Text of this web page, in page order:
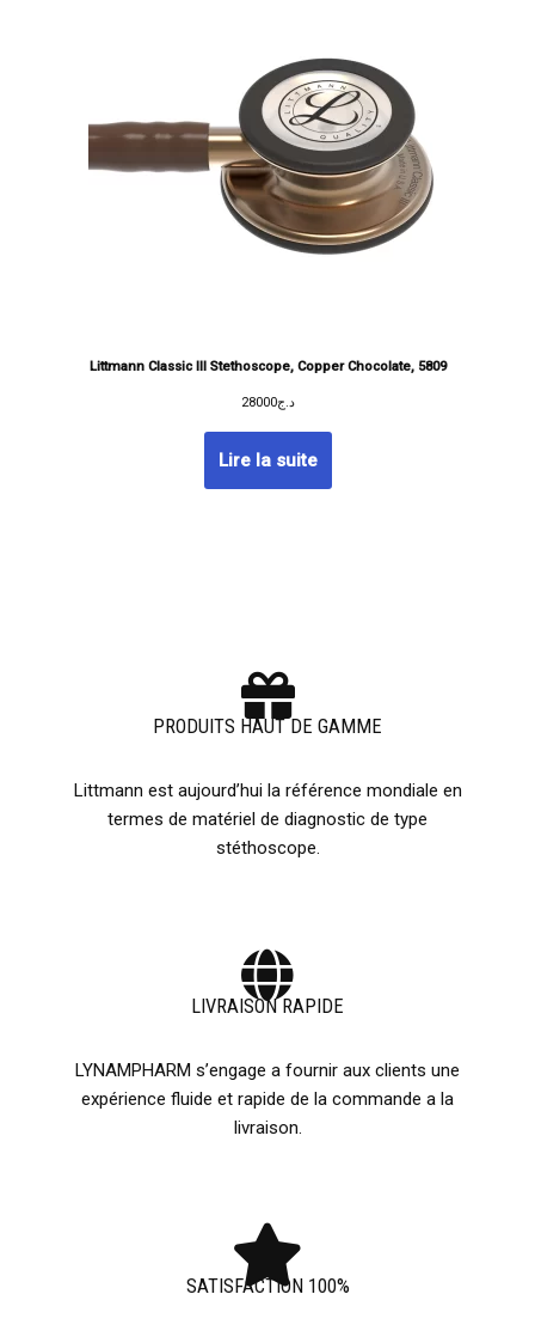
Littmann Classic III Stethoscope, Copper Chocolate, 5809
د.ج28000
Lire la suite
PRODUITS HAUT DE GAMME
Littmann est aujourd’hui la référence mondiale en
termes de matériel de diagnostic de type
stéthoscope.
LIVRAISON RAPIDE
LYNAMPHARM s’engage a fournir aux clients une
expérience fluide et rapide de la commande a la
livraison.
SATISFACTION 100%